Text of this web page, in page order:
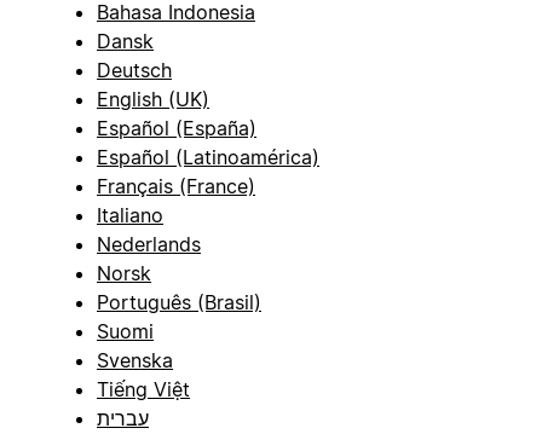
Bahasa Indonesia
Dansk
Deutsch
English (UK)
Español (España)
Español (Latinoamérica)
Français (France)
Italiano
Nederlands
Norsk
Português (Brasil)
Suomi
Svenska
Tiếng Việt
עברית